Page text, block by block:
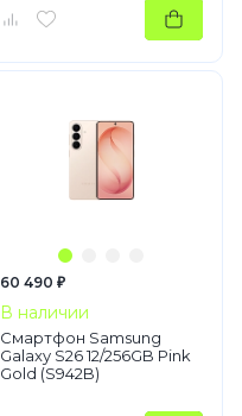
60 490 ₽
В наличии
Смартфон Samsung
Galaxy S26 12/256GB Pink
Gold (S942B)